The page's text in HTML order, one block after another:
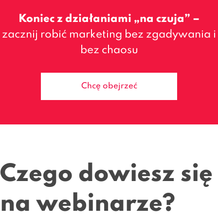
Koniec z działaniami „na czuja” –
zacznij robić marketing bez zgadywania i
bez chaosu
Chcę obejrzeć
Czego dowiesz się
na webinarze?